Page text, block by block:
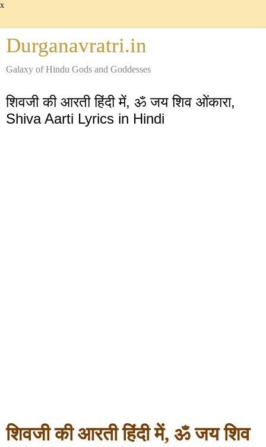
x
Durganavratri.in
Galaxy of Hindu Gods and Goddesses
शिवजी की आरती हिंदी में, ॐ जय शिव ओंकारा,
Shiva Aarti Lyrics in Hindi
शिवजी की आरती हिंदी में, ॐ जय शिव